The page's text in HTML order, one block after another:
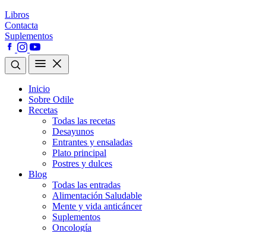
Libros
Contacta
Suplementos
Inicio
Sobre Odile
Recetas
Todas las recetas
Desayunos
Entrantes y ensaladas
Plato principal
Postres y dulces
Blog
Todas las entradas
Alimentación Saludable
Mente y vida anticáncer
Suplementos
Oncología